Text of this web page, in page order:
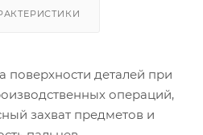
поверхности деталей при
операций,
захват предметов и